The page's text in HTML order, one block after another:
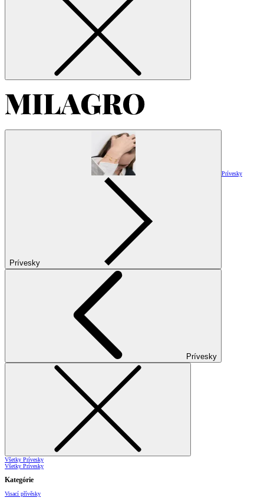
Prívesky
Prívesky
Prívesky
Všetky Prívesky
Všetky Prívesky
Kategórie
Visací přívěsky